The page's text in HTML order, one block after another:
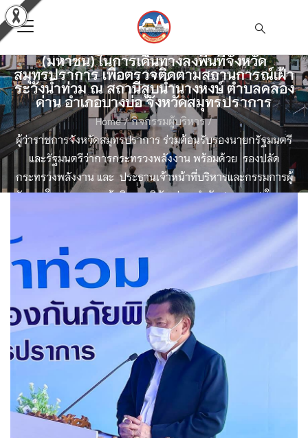
รองนายกรัฐมนตรีและรัฐมนตรีว่าการกระทรวง
พลังงาน พร้อมด้วย รองปลัดกระทรวงพลังงาน
และ ประธานเจ้าหน้าที่บริหารและกรรมการผู้
จัดการใหญ่ และคณะผู้บริหารบริษัท ปตท.จำกัด
(มหาชน) ในการเดินทางลงพื้นที่จังหวัด
สมุทรปราการ เพื่อตรวจติดตามสถานการณ์เฝ้า
ระวังน้ำท่วม ณ สถานีสูบน้ำนางหงษ์ ตำบลคลอง
ด่าน อำเภอบางบ่อ จังหวัดสมุทรปราการ
Home/ กิจกรรมผู้บริหาร/
ผู้ว่าราชการจังหวัดสมุทรปราการ ร่วมต้อนรับรองนายกรัฐมนตรี
และรัฐมนตรีว่าการกระทรวงพลังงาน พร้อมด้วย รองปลัด
กระทรวงพลังงาน และ ประธานเจ้าหน้าที่บริหารและกรรมการผู้
จัดการใหญ่ และคณะผู้บริหารบริษัท ปตท.จำกัด (มหาชน) ในการ
เดินทางลงพื้นที่จังหวัดสมุทรปราการ เพื่อตรวจติดตาม
สถานการณ์เฝ้าระวังน้ำท่วม ณ สถานีสูบน้ำนางหงษ์ ตำบลคลอง
ด่าน อำเภอบางบ่อ จังหวัดสมุทรปราการ